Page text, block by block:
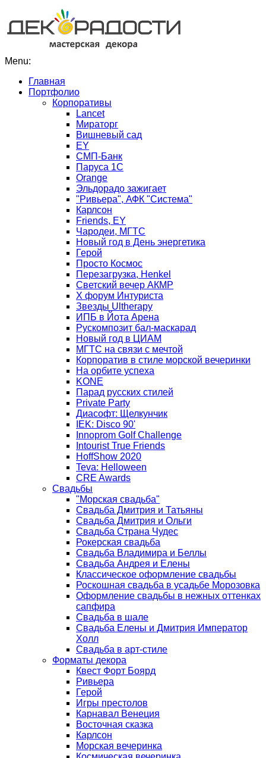
Menu:
Главная
Портфолио
Корпоративы
Lancet
Мираторг
Вишневый сад
EY
СМП-Банк
Паруса 1С
Orange
Эльдорадо зажигает
"Ривьера", АФК "Система"
Карлсон
Friends, EY
Чародеи, МГТС
Новый год в День энергетика
Герой
Просто Космос
Перезагрузка, Henkel
Светский вечер АКМР
Х форум Интуриста
Звезды Ultherapy
ИПБ в Йота Арена
Рускомпозит бал-маскарад
Новый год в ЦИАМ
МГТС на связи с мечтой
Корпоратив в стиле морской вечеринки
На орбите успеха
KONE
Парад русских стилей
Private Party
Диасофт: Щелкунчик
IEK: Disco 90'
Innoprom Golf Challenge
Intourist True Friends
HoffShow 2020
Teva: Helloween
CRE Awards
Свадьбы
"Морская свадьба"
Свадьба Дмитрия и Татьяны
Свадьба Дмитрия и Ольги
Свадьба Страна Чудес
Рокерская свадьба
Свадьба Владимира и Беллы
Свадьба Андрея и Елены
Классическое оформление свадьбы
Роскошная свадьба в усадьбе Морозовка
Оформление свадьбы в нежных оттенках
сапфира
Свадьба в шале
Свадьба Елены и Дмитрия Император
Холл
Свадьба в арт-стиле
Форматы декора
Квест Форт Боярд
Ривьера
Герой
Игры престолов
Карнавал Венеция
Восточная сказка
Карлсон
Морская вечеринка